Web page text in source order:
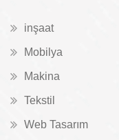
inşaat
Mobilya
Makina
Tekstil
Web Tasarım